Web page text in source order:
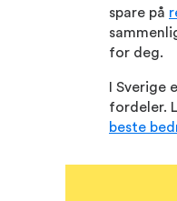
spare på
for deg.
I
fordeler.
beste